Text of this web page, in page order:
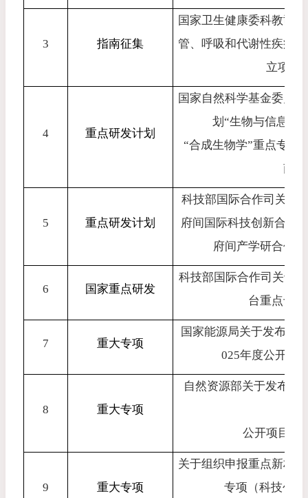
3 指南征集
国家卫生健康委科教司
管、呼吸和代谢性疾病
立项建
4 重点研发计划
国家自然科学基金委员
划“生物与信息融
“合成生物学”重点专项
南
5 重点研发计划
科技部国际合作司关于
府间国际科技创新合作”
府间产学研合作
6 国家重点研发
科技部国际合作司关于“
台重点专
7 重大专项
国家能源局关于发布智
025年度公开项
8 重大专项
自然资源部关于发布深
公开项目申
9 重大专项
关于组织申报重点新材
专项（科技创新